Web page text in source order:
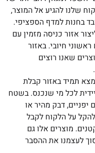
שלנו להגיע אל המוצר,
בחנות למדף הספציפי.
אזור כניסה מזמין עם
חיובי. באזור
שאנו רוצים
תמיד באזור קבלת
לכל מי שנכנס. בשטח
יפניים, דבק מהיר או
על הלקוח לקבל
מוצרים אלו גם
לעצמנו את ההסבר